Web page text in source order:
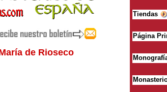
de Rioseco
Tiendas
Página